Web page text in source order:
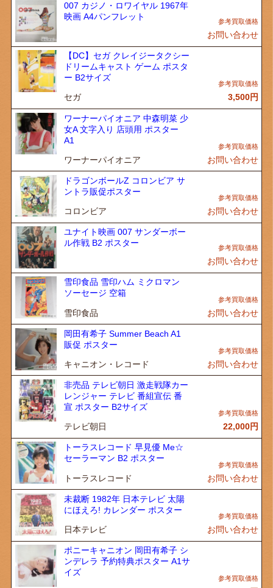
007 カジノ・ロワイヤル 1967年
映画 A4パンフレット
お問い合わせ
【DC】セガ クレイジータクシー
ドリームキャスト ゲーム ポスタ
ー B2サイズ
セガ 3,500円
ワーナーパイオニア 中森明菜 少
女A 文字入り 店頭用 ポスター
A1
ワーナーパイオニア お問い合わせ
ドラゴンボールZ コロンビア サ
ントラ販促ポスター
コロンビア お問い合わせ
ユナイト映画 007 サンダーボー
ル作戦 B2 ポスター
お問い合わせ
雪印食品 雪印ハム ミクロマン
ソーセージ 空箱
雪印食品 お問い合わせ
岡田有希子 Summer Beach A1
販促 ポスター
キャニオン・レコード お問い合わせ
非売品 テレビ朝日 激走戦隊カー
レンジャー テレビ 番組宣伝 番
宣 ポスター B2サイズ
テレビ朝日 22,000円
トーラスレコード 早見優 Me☆
セーラーマン B2 ポスター
トーラスレコード お問い合わせ
未裁断 1982年 日本テレビ 太陽
にほえろ! カレンダー ポスター
日本テレビ お問い合わせ
ポニーキャニオン 岡田有希子 シ
ンデレラ 予約特典ポスター A1サ
イズ